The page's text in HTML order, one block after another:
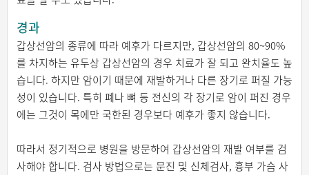
경과
갑상선암의 종류에 따라 예후가 다르지만, 갑상선암의 80~90%
를 차지하는 유두상 갑상선암의 경우 치료가 잘 되고 완치율도 높
습니다. 하지만 암이기 때문에 재발하거나 다른 장기로 퍼질 가능
성이 있습니다. 특히 폐나 뼈 등 전신의 각 장기로 암이 퍼진 경우
에는 그것이 목에만 국한된 경우보다 예후가 좋지 않습니다.
따라서 정기적으로 병원을 방문하여 갑상선암의 재발 여부를 검
사해야 합니다. 검사 방법으로는 문진 및 신체검사, 흉부 가슴 사